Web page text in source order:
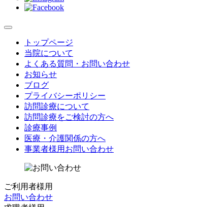
トップページ
当院について
よくある質問・お問い合わせ
お知らせ
ブログ
プライバシーポリシー
訪問診療について
訪問診療をご検討の方へ
診療事例
医療・介護関係の方へ
事業者様用お問い合わせ
ご利用者様用
お問い合わせ